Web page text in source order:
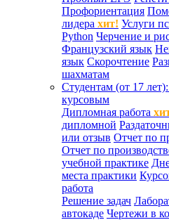
Профориентация
лидера хит! Услуги
Python Черчение и
Французский язык
язык Скорочтение
шахматам
Студентам (от 17
курсовым
Дипломная работа
дипломной
или отзыв Отчет по
Отчет по
учебной практике
места практики
работа
Решение задач
автокаде Чертежи в